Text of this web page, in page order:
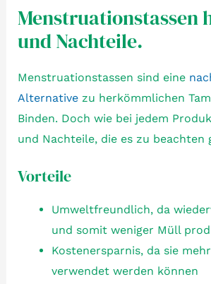
Menstruationstassen
und Nachteile.
Menstruationstassen sind eine
Alternativezu herkömmlichen
Binden. Doch wie bei jedem
und Nachteile, die es zu beachten
Vorteile
Umweltfreundlich, da
und somit weniger Müll
Kostenersparnis, da sie
verwendet werden können